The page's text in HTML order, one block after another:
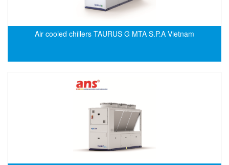
Electro-Sensors Vietnam
Elektrophysik Vietnam
ELMESS-Thermosystemtechnik
Air cooled chillers TAURUS G MTA S.P.A Vietnam